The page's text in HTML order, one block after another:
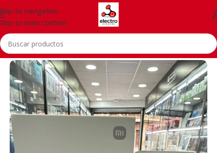
Skip to navigation
Skip to main content
Inicio/Telefonía/Xiaomi